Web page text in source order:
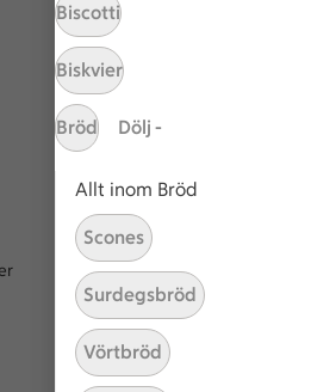
Biscotti
Biskvier
Bröd Dölj -
Allt inom Bröd
Scones
Surdegsbröd
Vörtbröd